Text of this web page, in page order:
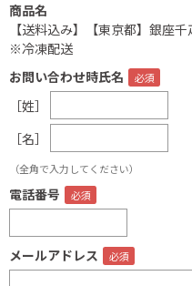
商品名
【送料込み】【東京都】銀座
※冷凍配送
お問い合わせ時氏名
［姓］
［名］
（全角で入力してください）
電話番号
メールアドレス